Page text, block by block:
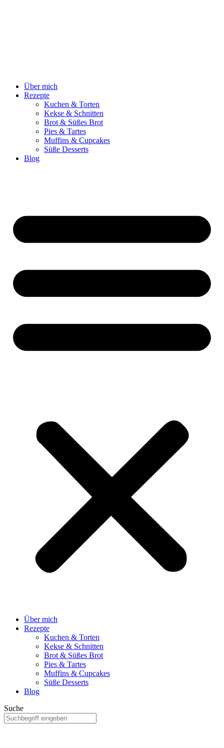
Über mich
Rezepte
Kuchen & Torten
Kekse & Schnitten
Brot & Süßes Brot
Pies & Tartes
Muffins & Cupcakes
Süße Desserts
Blog
Über mich
Rezepte
Kuchen & Torten
Kekse & Schnitten
Brot & Süßes Brot
Pies & Tartes
Muffins & Cupcakes
Süße Desserts
Blog
Suche